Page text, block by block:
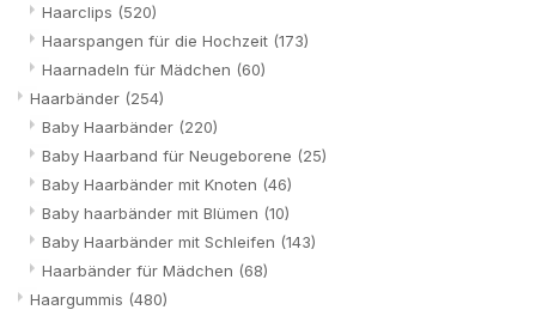
Haarclips (520)
Haarspangen für die Hochzeit (173)
Haarnadeln für Mädchen (60)
Haarbänder (254)
Baby Haarbänder (220)
Baby Haarband für Neugeborene (25)
Baby Haarbänder mit Knoten (46)
Baby haarbänder mit Blümen (10)
Baby Haarbänder mit Schleifen (143)
Haarbänder für Mädchen (68)
Haargummis (480)